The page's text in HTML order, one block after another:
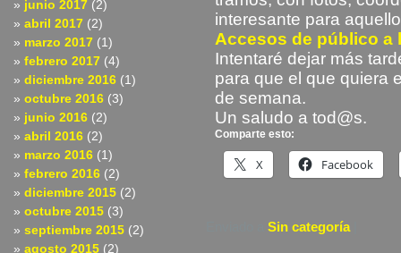
junio 2017 (2)
abril 2017 (2)
marzo 2017 (1)
febrero 2017 (4)
diciembre 2016 (1)
octubre 2016 (3)
junio 2016 (2)
abril 2016 (2)
marzo 2016 (1)
febrero 2016 (2)
diciembre 2015 (2)
octubre 2015 (3)
septiembre 2015 (2)
agosto 2015 (2)
interesante para
Accesos de público a
Intentaré dejar más
para que el que quiera
de semana.
Un saludo a tod@s.
Comparte esto:
X Facebook
Sin categoría